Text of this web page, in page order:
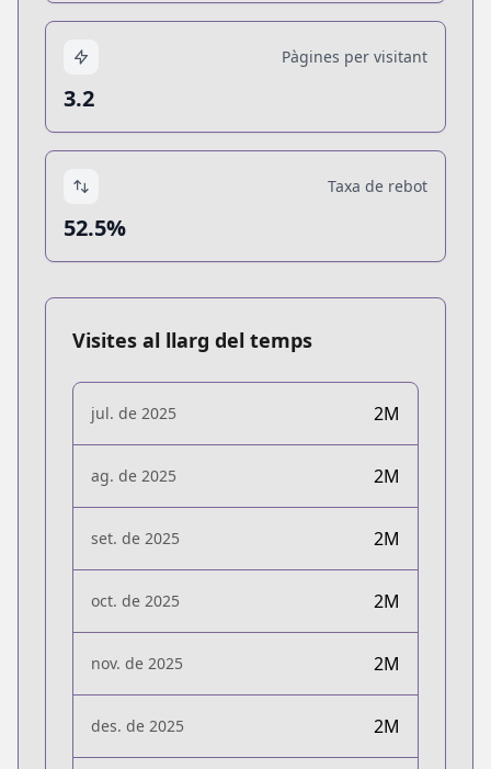
Pàgines per visitant
3.2
Taxa de rebot
52.5%
Visites al llarg del temps
jul. de 2025 2M
ag. de 2025 2M
set. de 2025 2M
oct. de 2025 2M
nov. de 2025 2M
des. de 2025 2M